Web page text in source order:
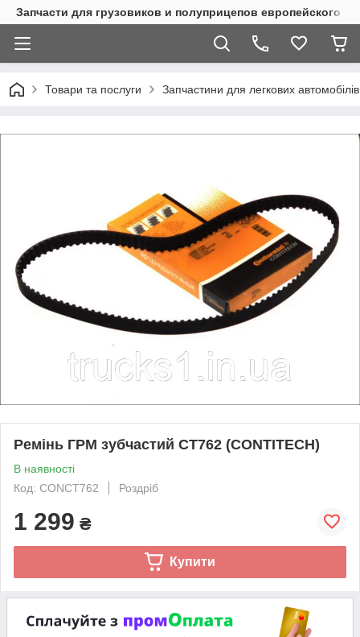
Запчасти для грузовиков и полуприцепов европейского
Товари та послуги Запчастини для легкових автомобілів
Ремінь ГРМ зубчастий CT762 (CONTITECH)
В наявності
Код: CONCT762
Роздріб
1 299 ₴
Купити